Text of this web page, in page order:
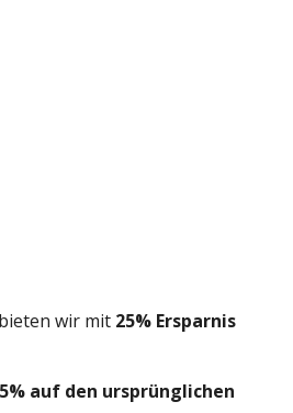
wir mit 25% Ersparnis
auf den ursprünglichen